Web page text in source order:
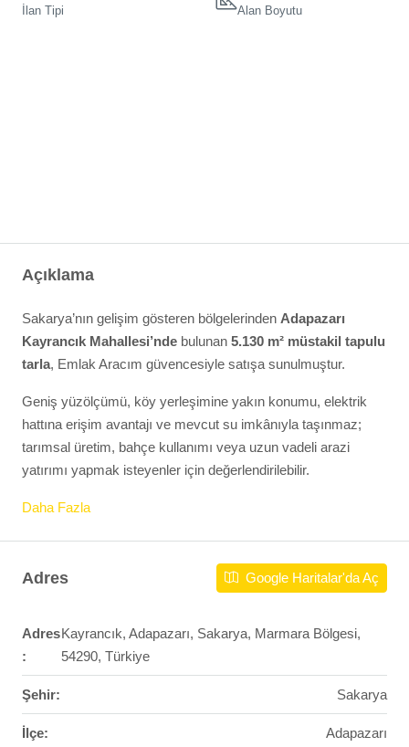
İlan Tipi Alan Boyutu
Açıklama
Sakarya’nın gelişim gösteren bölgelerinden Adapazarı
Kayrancık Mahallesi’nde bulunan 5.130 m² müstakil tapulu
tarla, Emlak Aracım güvencesiyle satışa sunulmuştur.
Geniş yüzölçümü, köy yerleşimine yakın konumu, elektrik
hattına erişim avantajı ve mevcut su imkânıyla taşınmaz;
tarımsal üretim, bahçe kullanımı veya uzun vadeli arazi
yatırımı yapmak isteyenler için değerlendirilebilir.
Daha Fazla
Adres Google Haritalar'da Aç
Adres
:
Kayrancık, Adapazarı, Sakarya, Marmara Bölgesi,
54290, Türkiye
Şehir: Sakarya
İlçe: Adapazarı